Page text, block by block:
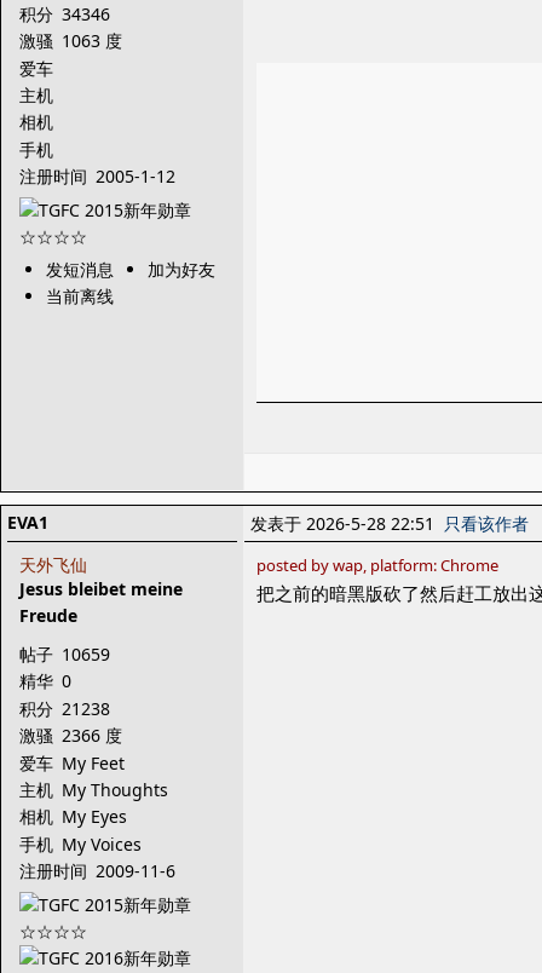
积分 34346
激骚 1063 度
爱车
主机
相机
手机
注册时间 2005-1-12
发短消息
加为好友
当前离线
EVA1
天外飞仙
Jesus bleibet meine
Freude
帖子 10659
精华 0
积分 21238
激骚 2366 度
爱车 My Feet
主机 My Thoughts
相机 My Eyes
手机 My Voices
注册时间 2009-11-6
发表于 2026-5-28 22:51 只看该作者
posted by wap, platform: Chrome
把之前的暗黑版砍了然后赶工放出